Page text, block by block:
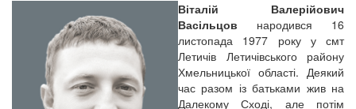
Віталій Валерійович
Васільцов народився 16
листопада 1977 року у смт
Летичів Летичівського району
Хмельницької області. Деякий
час разом із батьками жив на
Далекому Сході, але потім